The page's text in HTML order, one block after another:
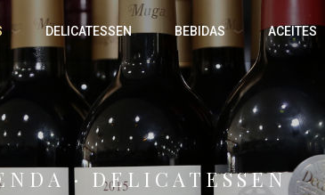
DELICATESSEN BEBIDAS ACEITES
· DELICATESSEN